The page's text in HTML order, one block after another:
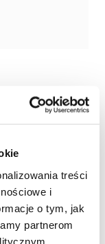
treści
i
o tym, jak
partnerom